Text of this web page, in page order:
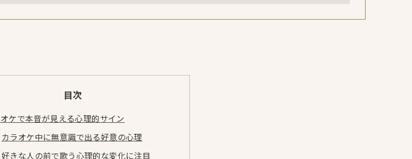
目次
ケで本音が見える心理的サイン
カラオケ中に無意識で出る好意の心理
好きな人の前で歌う心理的な変化に注目